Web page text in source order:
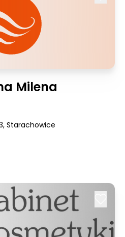
Milena
, Starachowice